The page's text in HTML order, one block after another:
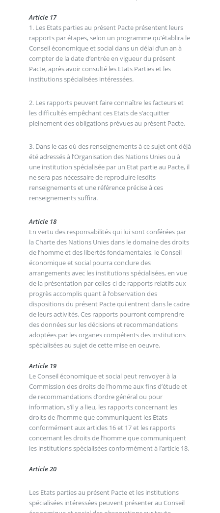
Article 17
1. Les Etats parties au présent Pacte présentent leurs
rapports par étapes, selon un programme qu’établira le
Conseil économique et social dans un délai d’un an à
compter de la date d’entrée en vigueur du présent
Pacte, après avoir consulté les Etats Parties et les
institutions spécialisées intéressées.
2. Les rapports peuvent faire connaître les facteurs et
les difficultés empêchant ces Etats de s’acquitter
pleinement des obligations prévues au présent Pacte.
3. Dans le cas où des renseignements à ce sujet ont déjà
été adressés à l’Organisation des Nations Unies ou à
une institution spécialisée par un Etat partie au Pacte, il
ne sera pas nécessaire de reproduire lesdits
renseignements et une référence précise à ces
renseignements suffira.
Article 18
En vertu des responsabilités qui lui sont conférées par
la Charte des Nations Unies dans le domaine des droits
de l’homme et des libertés fondamentales, le Conseil
économique et social pourra conclure des
arrangements avec les institutions spécialisées, en vue
de la présentation par celles-ci de rapports relatifs aux
progrès accomplis quant à l’observation des
dispositions du présent Pacte qui entrent dans le cadre
de leurs activités. Ces rapports pourront comprendre
des données sur les décisions et recommandations
adoptées par les organes compétents des institutions
spécialisées au sujet de cette mise en oeuvre.
Article 19
Le Conseil économique et social peut renvoyer à la
Commission des droits de l’homme aux fins d’étude et
de recommandations d’ordre général ou pour
information, s’il y a lieu, les rapports concernant les
droits de l’homme que communiquent les Etats
conformément aux articles 16 et 17 et les rapports
concernant les droits de l’homme que communiquent
les institutions spécialisées conformément à l’article 18.
Article 20
Les Etats parties au présent Pacte et les institutions
spécialisées intéressées peuvent présenter au Conseil